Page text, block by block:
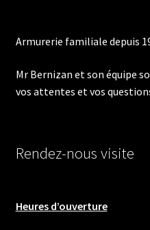
Armurerie familiale depuis
Mr Bernizan et son équipe
vos attentes et vos
Rendez-nous visite
Heures d’ouverture